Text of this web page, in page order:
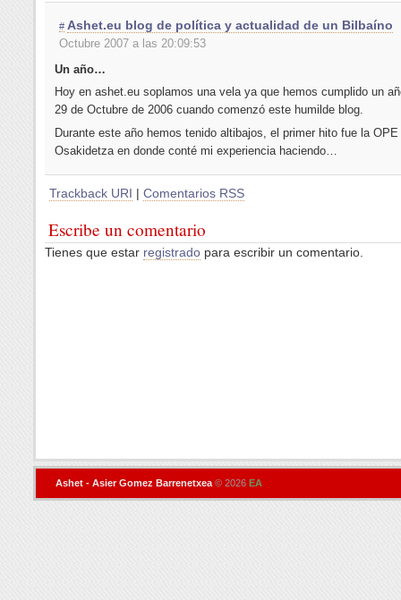
# Ashet.eu blog de política y actualidad de un Bilbaíno
Octubre 2007 a las 20:09:53
Un año…
Hoy en ashet.eu soplamos una vela ya que hemos cumplido un
29 de Octubre de 2006 cuando comenzó este humilde blog.
Durante este año hemos tenido altibajos, el primer hito fue la OPE
Osakidetza en donde conté mi experiencia haciendo…
Trackback URI | Comentarios RSS
Escribe un comentario
Tienes que estar registrado para escribir un comentario.
Ashet - Asier Gomez Barrenetxea © 2026 EA